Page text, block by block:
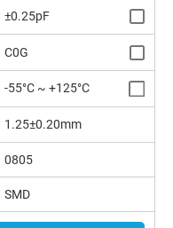
±0.25pF
C0G
-55°C ~ +125°C
1.25±0.20mm
0805
SMD